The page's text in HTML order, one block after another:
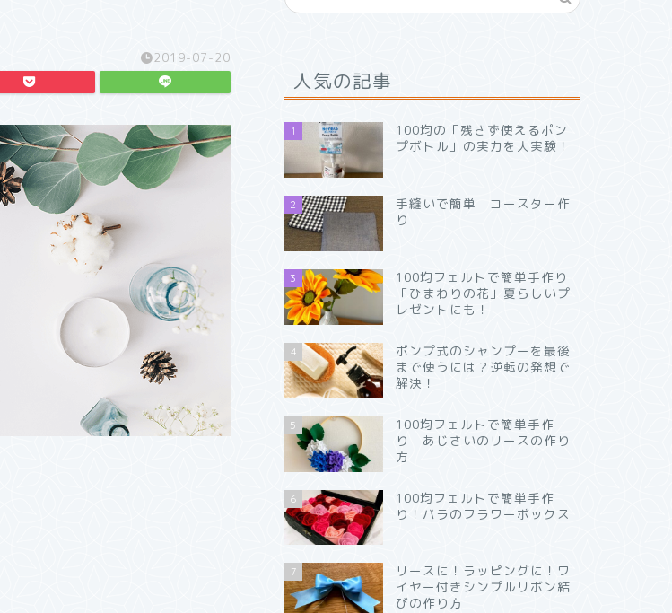
2019-07-20
人気の記事
1
100均の「残さず使えるポン
プボトル」の実力を大実験！
2
手縫いで簡単 コースター作
り
3
100均フェルトで簡単手作り
「ひまわりの花」夏らしいプ
レゼントにも！
4
ポンプ式のシャンプーを最後
まで使うには？逆転の発想で
解決！
5
100均フェルトで簡単手作
り あじさいのリースの作り
方
6
100均フェルトで簡単手作
り！バラのフラワーボックス
7
リースに！ラッピングに！ワ
イヤー付きシンプルリボン結
びの作り方